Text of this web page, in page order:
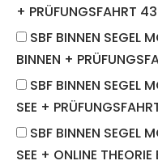
+ PRÜFUNGSFAHRT
SBF BINNEN SEGEL
BINNEN +
SBF BINNEN SEGEL MOTOR + SEE +
SEE +
SBF BINNEN SEGEL MOTOR + SEE +
SEE + ONLINE